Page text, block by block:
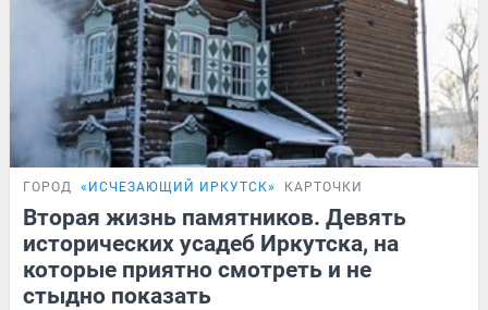
ГОРОД «ИСЧЕЗАЮЩИЙ ИРКУТСК» КАРТОЧКИ
Вторая жизнь памятников. Девять
исторических усадеб Иркутска, на
которые приятно смотреть и не
стыдно показать